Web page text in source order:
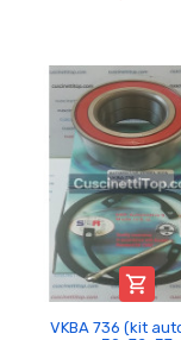

VKBA 736 (kit